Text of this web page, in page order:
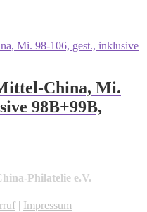
China, Mi.
98B+99B,
Philatelie e.V.
| Impressum